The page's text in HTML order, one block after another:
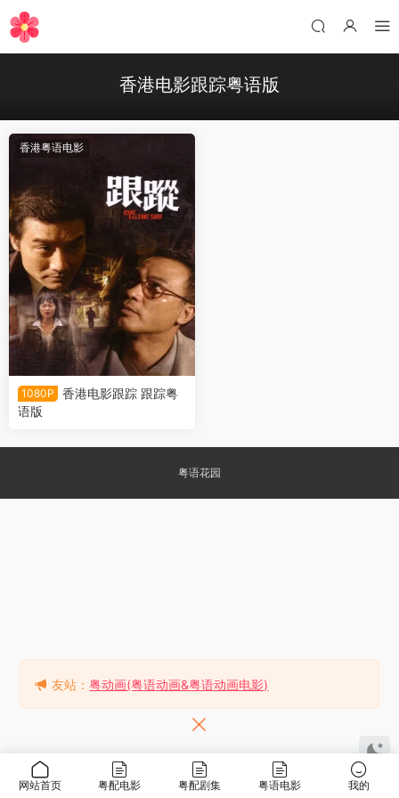
香港电影跟踪粤语版
香港粤语电影
1080P
香港电影跟踪 跟踪粤
语版
粤语花园
网站首页 粤配电影 粤配剧集 粤语电影 我的
友站：粤动画(粤语动画&粤语动画电影)